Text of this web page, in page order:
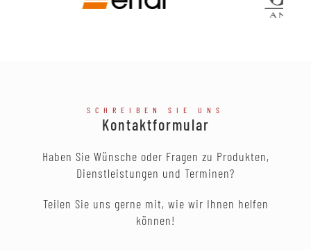
SCHREIBEN SIE UNS
Kontaktformular
Haben Sie Wünsche oder Fragen zu Produkten,
Dienstleistungen und Terminen?
Teilen Sie uns gerne mit, wie wir Ihnen helfen
können!